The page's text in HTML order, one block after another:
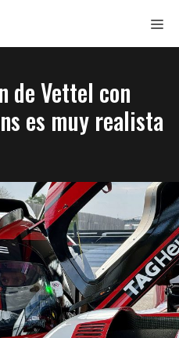
de Vettel con
es muy realista